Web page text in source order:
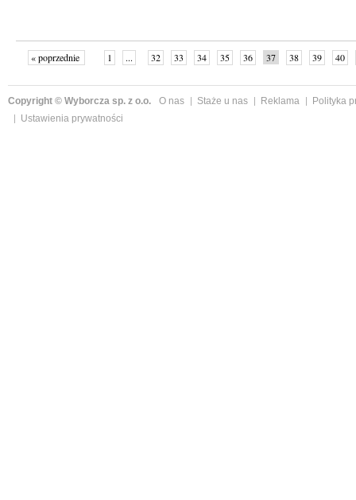
« poprzednie 1 ... 32 33 34 35 36 37 38 39
40
Copyright © Wyborcza sp. z o.o. O nas Staże u nas Reklama
Polityka
Ustawienia prywatności